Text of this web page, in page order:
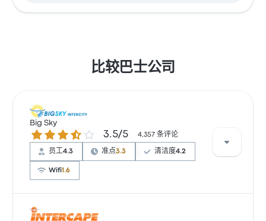
比较巴士公司
Big Sky
3.5 / 5 星 3.5/5 4,357 条评论
员工4.3 准点3.3 清洁度4.2
Wifi1.6
根据 4357 条评论，该公司在 Busbud 上被评为 3.5 颗